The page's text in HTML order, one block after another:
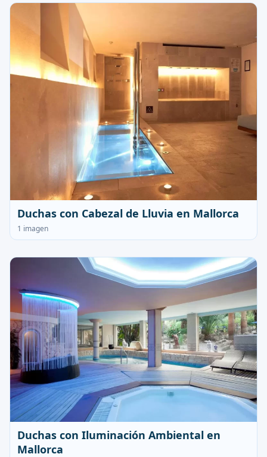
Duchas con Cabezal de Lluvia en Mallorca
1 imagen
Duchas con Iluminación Ambiental en
Mallorca